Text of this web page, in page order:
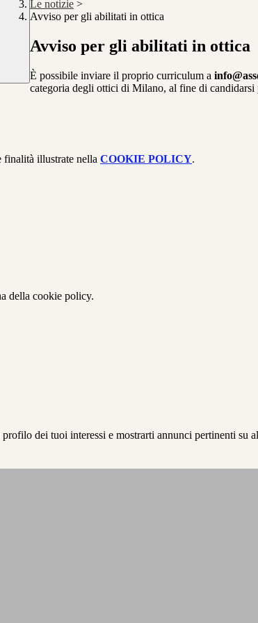
Le notizie >
Avviso per gli abilitati in ottica
Avviso per gli abilitati in ottica
È possibile inviare il proprio curriculum a
categoria degli ottici di Milano, al fine di candidarsi
finalità illustrate nella COOKIE POLICY.
della cookie policy.
dei tuoi interessi e mostrarti annunci pertinenti su